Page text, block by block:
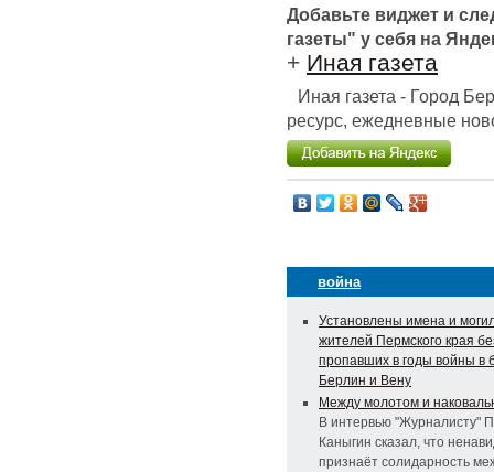
Добавьте виджет и
газеты" у себя на
+ Иная газета
Иная газета - Город
ресурс, ежедневные
война
Установлены имена и
жителей Пермского края
пропавших в годы войны в
Берлин и Вену
Между молотом и
В интервью "Журналисту"
Каныгин сказал, что
признаёт солидарность